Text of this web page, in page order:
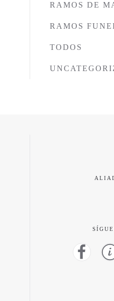
RAMOS DE
RAMOS
TODOS